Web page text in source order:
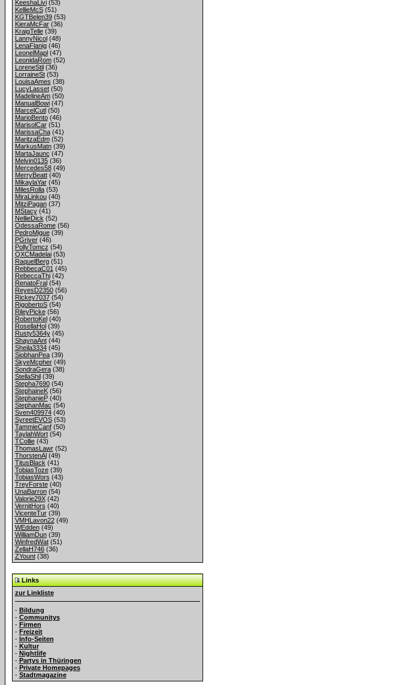
KeeshaLivi(53)
KellieMcS(51)
KGTBelen39(53)
KieraMcFar(36)
KraigTelle(39)
LannyNicol(48)
LenaFlanig(46)
LeonelMapl(47)
LeonidaRom(52)
LoreneStil(36)
LorraineSt(53)
LouisaAmes (38)
LucyLasset(50)
MadelineAm(50)
ManualBowi(47)
MarcelCutl(50)
MarioBento(46)
MarisolCar(51)
MarissaCha(41)
MaritzaEdm(52)
MarkusMatn(39)
MartaJaunc (47)
Melvin0135(36)
Mercedes58(49)
MerryBeatt(40)
MikaylaYar(45)
MilesRolla(53)
MiraLinkou(40)
MitziPagan(37)
MStacy(41)
NellieDick (52)
OdessaRome(56)
PedroMigue(39)
PGriver(46)
PollyTomcz (54)
QXCMadelai(53)
RaquelBerg(51)
RebbecaC01 (45)
RebeccaThi(42)
RenatoFral(54)
ReyesD2350(56)
Rickey7037(54)
RigobertoS(54)
RileyPicke(56)
RobertoKel(40)
RosellaHol(39)
Rusty5364y(45)
ShaynaAnt(44)
Sheila3334(45)
SiobhanPea(39)
SkyeMcpher(49)
SondraGera(38)
StellaShil(39)
Stepha7690(54)
StephaineK(56)
StephanieP(40)
StephanMac (54)
Sven409974(40)
SyreetEVOS(53)
TammieCanf(50)
TaylahWort(54)
TCollie(43)
ThomasLawr(52)
ThorstenAl(49)
TitusBlack (41)
TobiasToze(39)
TobiasWors (43)
TreyForste(40)
UnaBarron(54)
Valorie29X(42)
VernitHors (40)
VicenteTur(39)
VMHLavon22(49)
WEdden(49)
WilliamDun(39)
WinfredWat(51)
ZellaH746(36)
ZYount(38)
Links
zur Linkliste
- Bildung
- Communitys
- Firmen
- Freizeit
- Info-Seiten
- Kultur
- Nightlife
- Partys in Thüringen
- Private Homepages
- Stadtmagazine